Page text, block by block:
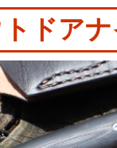
ドア